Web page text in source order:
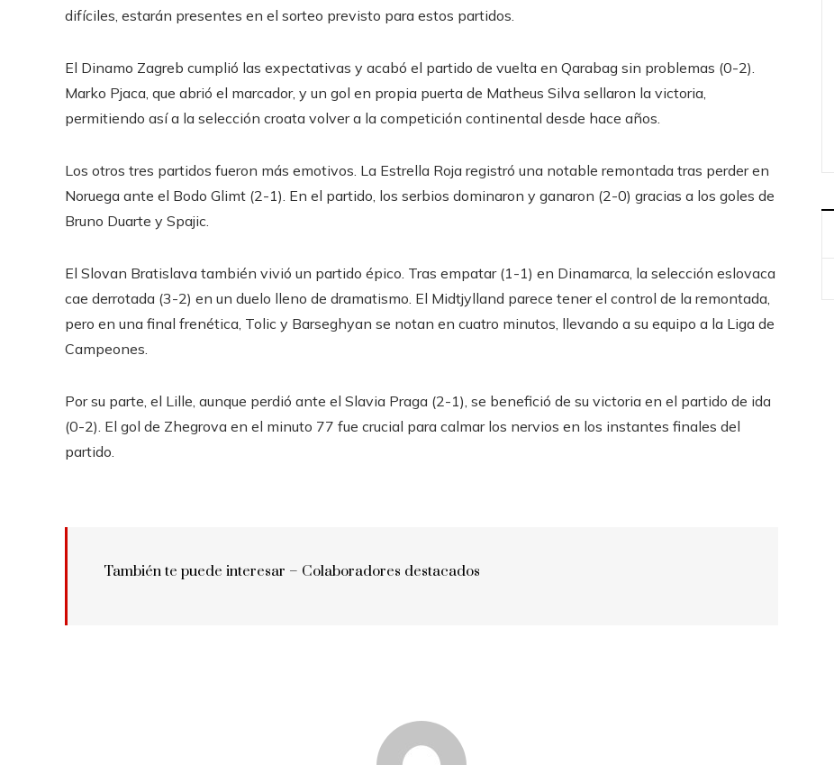
difíciles, estarán presentes en el sorteo previsto para estos partidos.
El Dinamo Zagreb cumplió las expectativas y acabó el partido de vuelta en Qarabag sin problemas (0-2).
Marko Pjaca, que abrió el marcador, y un gol en propia puerta de Matheus Silva sellaron la victoria,
permitiendo así a la selección croata volver a la competición continental desde hace años.
Los otros tres partidos fueron más emotivos. La Estrella Roja registró una notable remontada tras perder en
Noruega ante el Bodo Glimt (2-1). En el partido, los serbios dominaron y ganaron (2-0) gracias a los goles de
Bruno Duarte y Spajic.
El Slovan Bratislava también vivió un partido épico. Tras empatar (1-1) en Dinamarca, la selección eslovaca
cae derrotada (3-2) en un duelo lleno de dramatismo. El Midtjylland parece tener el control de la remontada,
pero en una final frenética, Tolic y Barseghyan se notan en cuatro minutos, llevando a su equipo a la Liga de
Campeones.
Por su parte, el Lille, aunque perdió ante el Slavia Praga (2-1), se benefició de su victoria en el partido de ida
(0-2). El gol de Zhegrova en el minuto 77 fue crucial para calmar los nervios en los instantes finales del
partido.
También te puede interesar – Colaboradores destacados